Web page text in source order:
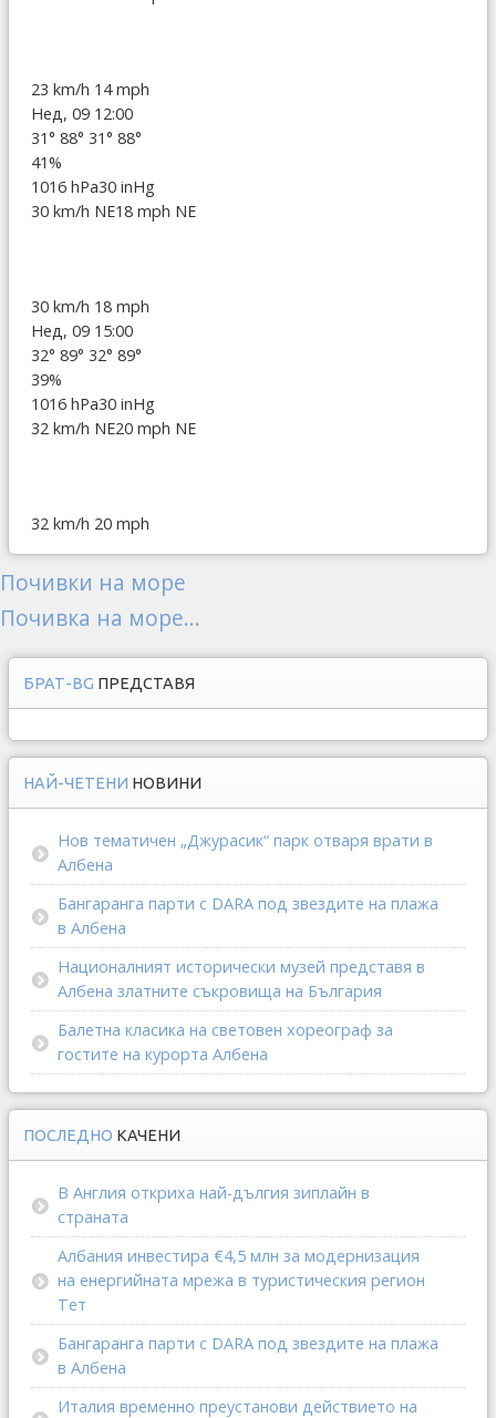
23 km/h 14 mph
Нед, 09 12:00
31° 88° 31° 88°
41%
1016 hPa30 inHg
30 km/h NE18 mph NE
30 km/h 18 mph
Нед, 09 15:00
32° 89° 32° 89°
39%
1016 hPa30 inHg
32 km/h NE20 mph NE
32 km/h 20 mph
Почивки на море
Почивка на море...
БРАТ-BG ПРЕДСТАВЯ
НАЙ-ЧЕТЕНИ НОВИНИ
Нов тематичен „Джурасик“ парк отваря врати в
Албена
Бангаранга парти с DARA под звездите на плажа
в Албена
Националният исторически музей представя в
Албена златните съкровища на България
Балетна класика на световен хореограф за
гостите на курорта Албена
ПОСЛЕДНО КАЧЕНИ
В Англия откриха най-дългия зиплайн в
страната
Албания инвестира €4,5 млн за модернизация
на енергийната мрежа в туристическия регион
Тет
Бангаранга парти с DARA под звездите на плажа
в Албена
Италия временно преустанови действието на